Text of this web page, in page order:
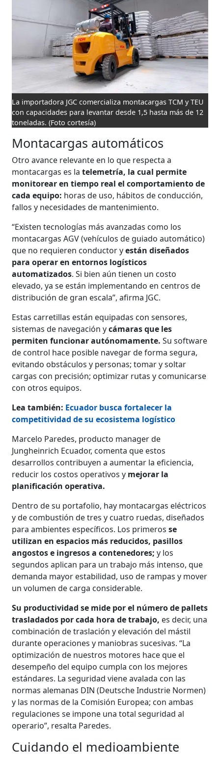
La importadora JGC comercializa montacargas TCM y TEU
con capacidades para levantar desde 1,5 hasta más de 12
toneladas. (Foto cortesía)
Montacargas automáticos
Otro avance relevante en lo que respecta a
montacargas es latelemetría, la cual permite
monitorear en tiempo real el comportamiento de
cada equipo: horas de uso, hábitos de conducción,
fallos y necesidades de mantenimiento.
“Existen tecnologías más avanzadas como los
montacargas AGV (vehículos de guiado automático)
que no requieren conductor yestán diseñados
para operar en entornos logísticos
automatizados. Si bien aún tienen un costo
elevado, ya se están implementando en centros de
distribución de gran escala”, afirma JGC.
Estas carretillas están equipadas con sensores,
sistemas de navegación ycámaras que les
permiten funcionar autónomamente. Su software
de control hace posible navegar de forma segura,
evitando obstáculos y personas; tomar y soltar
cargas con precisión; optimizar rutas y comunicarse
con otros equipos.
Lea también: Ecuador busca fortalecer la
competitividad de su ecosistema logístico
Marcelo Paredes, producto manager de
Jungheinrich Ecuador, comenta que estos
desarrollos contribuyen a aumentar la eficiencia,
reducir los costos operativos y mejorar la
planificación operativa.
Dentro de su portafolio, hay montacargas eléctricos
y de combustión de tres y cuatro ruedas, diseñados
para ambientes específicos. Los primerosse
utilizan en espacios más reducidos, pasillos
angostos e ingresos a contenedores;y los
segundos aplican para un trabajo más intenso, que
demanda mayor estabilidad, uso de rampas y mover
un volumen de carga considerable.
Su productividad se mide por el número de pallets
trasladados por cada hora de trabajo, es decir, una
combinación de traslación y elevación del mástil
durante operaciones y maniobras sucesivas. “La
optimización de nuestros motores hace que el
desempeño del equipo cumpla con los mejores
estándares. La seguridad viene avalada con las
normas alemanas DIN (Deutsche Industrie Normen)
y las normas de la Comisión Europea; con ambas
regulaciones se impone una total seguridad al
operario”, resalta Paredes.
Cuidando el medioambiente